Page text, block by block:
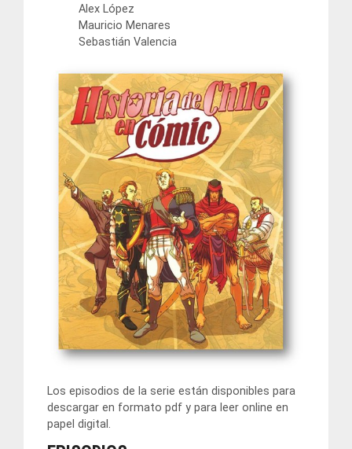
Alex López
Mauricio Menares
Sebastián Valencia
Los episodios de la serie están disponibles para
descargar en formato pdf y para leer online en
papel digital.